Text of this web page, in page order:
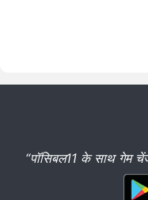
“पॉसिबल11 के साथ गेम